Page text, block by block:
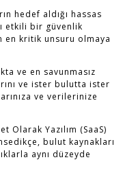
hedef aldığı hassas
etkili bir güvenlik
en kritik unsuru olmaya
ve en savunmasız
ve ister bulutta ister
ve verilerinize
Yazılım (SaaS)
bulut kaynakları
aynı düzeyde